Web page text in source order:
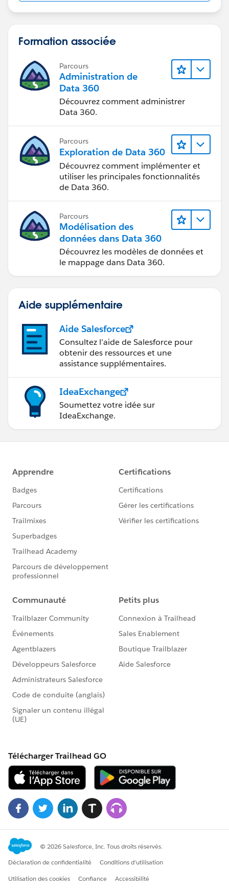
Formation associée
Parcours
Administration de
Data 360
Découvrez comment administrer
Data 360.
Parcours
Exploration de Data 360
Découvrez comment implémenter et
utiliser les principales fonctionnalités
de Data 360.
Parcours
Modélisation des
données dans Data 360
Découvrez les modèles de données et
le mappage dans Data 360.
Aide supplémentaire
Aide Salesforce
Consultez l’aide de Salesforce pour
obtenir des ressources et une
assistance supplémentaires.
IdeaExchange
Soumettez votre idée sur
IdeaExchange.